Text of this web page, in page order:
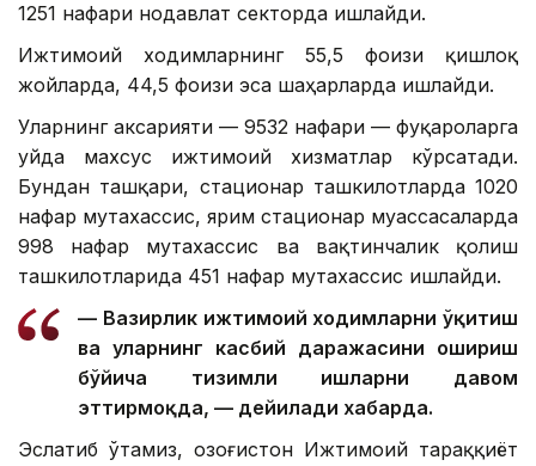
1251 нафари нодавлат секторда ишлайди.
Ижтимоий ходимларнинг 55,5 фоизи қишлоқ
жойларда, 44,5 фоизи эса шаҳарларда ишлайди.
Уларнинг аксарияти — 9532 нафари — фуқароларга
уйда махсус ижтимоий хизматлар кўрсатади.
Бундан ташқари, стационар ташкилотларда 1020
нафар мутахассис, ярим стационар муассасаларда
998 нафар мутахассис ва вақтинчалик қолиш
ташкилотларида 451 нафар мутахассис ишлайди.
— Вазирлик ижтимоий ходимларни ўқитиш
ва уларнинг касбий даражасини ошириш
бўйича тизимли ишларни давом
эттирмоқда, — дейилади хабарда.
Эслатиб ўтамиз, Қозоғистон Ижтимоий тараққиёт